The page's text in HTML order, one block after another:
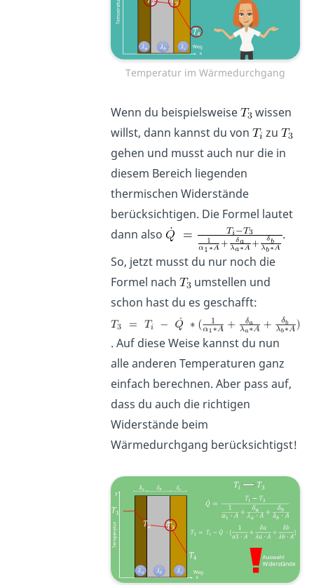
Temperatur im Wärmedurchgang
Wenn du beispielsweise
wissen
willst, dann kannst du von
zu
gehen und musst auch nur die in
diesem Bereich liegenden
thermischen Widerstände
berücksichtigen. Die Formel lautet
dann also
.
So, jetzt musst du nur noch die
Formel nach
umstellen und
schon hast du es geschafft:
. Auf diese Weise kannst du nun
alle anderen Temperaturen ganz
einfach berechnen. Aber pass auf,
dass du auch die richtigen
Widerstände beim
Wärmedurchgang berücksichtigst!